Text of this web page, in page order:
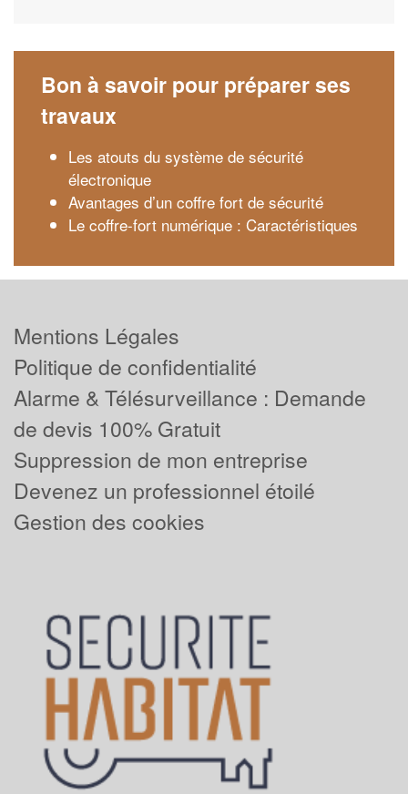
Bon à savoir pour préparer ses
travaux
Les atouts du système de sécurité
électronique
Avantages d’un coffre fort de sécurité
Le coffre-fort numérique : Caractéristiques
Mentions Légales
Politique de confidentialité
Alarme & Télésurveillance : Demande
de devis 100% Gratuit
Suppression de mon entreprise
Devenez un professionnel étoilé
Gestion des cookies